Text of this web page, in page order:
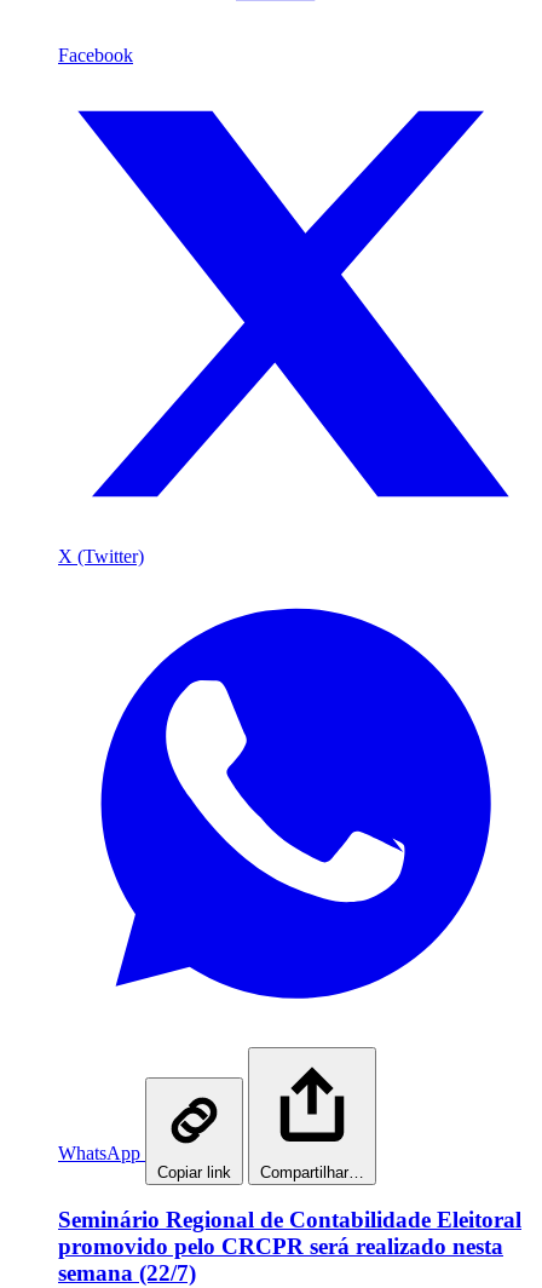
Facebook
X (Twitter)
WhatsApp
Copiar link Compartilhar…
Seminário Regional de Contabilidade Eleitoral
promovido pelo CRCPR será realizado nesta
semana (22/7)